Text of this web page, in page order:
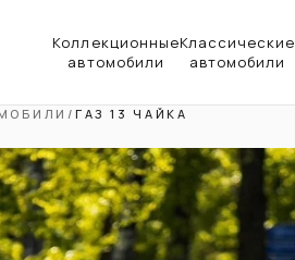
Коллекционные
автомобили
Классические
автомобили
/ ГАЗ 13 ЧАЙКА